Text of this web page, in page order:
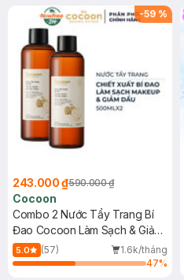
-59 %
243.000 ₫590.000 ₫
Cocoon
Combo 2 Nước Tẩy Trang Bí
Đao Cocoon Làm Sạch & Giảm
Dầu 500ml
5.0 (57)
1.6k/tháng
47%